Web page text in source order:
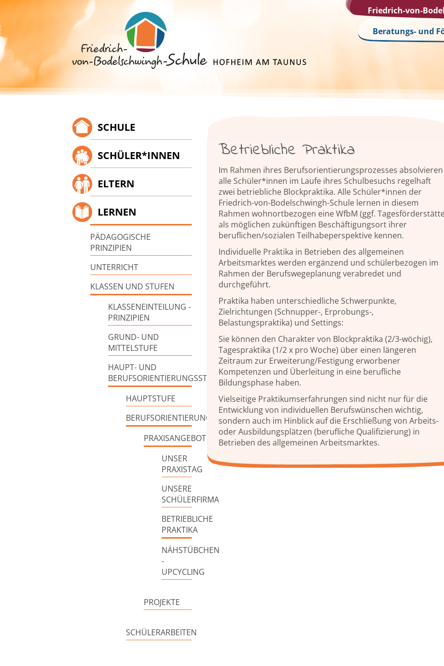
Springe
Inhalt
Friedrich-von-
Beratungs- und
SCHULE
SCHÜLER*INNEN
ELTERN
LERNEN
PÄDAGOGISCHE
PRINZIPIEN
UNTERRICHT
KLASSEN UND STUFEN
KLASSENEINTEILUNG -
PRINZIPIEN
GRUND- UND
MITTELSTUFE
HAUPT- UND
BERUFSORIENTIERUNGSSTUFE
HAUPTSTUFE
BERUFSORIENTIERUNGSSTUFE
PRAXISANGEBOTE
UNSER
PRAXISTAG
UNSERE
SCHÜLERFIRMA
BETRIEBLICHE
PRAKTIKA
NÄHSTÜBCHEN
-
UPCYCLING
PROJEKTE
SCHÜLERARBEITEN
Betriebliche Praktika
Im Rahmen ihres Berufsorientierungsprozesses absolvieren
alle Schüler*innen im Laufe ihres Schulbesuchs regelhaft
zwei betriebliche Blockpraktika. Alle Schüler*innen der
Friedrich-von-Bodelschwingh-Schule lernen in diesem
Rahmen wohnortbezogen eine WfbM (ggf.
als möglichen zukünftigen Beschäftigungsort ihrer
beruflichen/sozialen Teilhabeperspektive kennen.
Individuelle Praktika in Betrieben des allgemeinen
Arbeitsmarktes werden ergänzend und schülerbezogen im
Rahmen der Berufswegeplanung verabredet und
durchgeführt.
Praktika haben unterschiedliche Schwerpunkte,
Zielrichtungen (Schnupper-, Erprobungs-,
Belastungspraktika) und Settings:
Sie können den Charakter von Blockpraktika (2/3-wöchig),
Tagespraktika (1/2 x pro Woche) über einen längeren
Zeitraum zur Erweiterung/Festigung erworbener
Kompetenzen und Überleitung in eine berufliche
Bildungsphase haben.
Vielseitige Praktikumserfahrungen sind nicht nur für die
Entwicklung von individuellen Berufswünschen wichtig,
sondern auch im Hinblick auf die Erschließung von Arbeits-
oder Ausbildungsplätzen (berufliche Qualifizierung) in
Betrieben des allgemeinen Arbeitsmarktes.